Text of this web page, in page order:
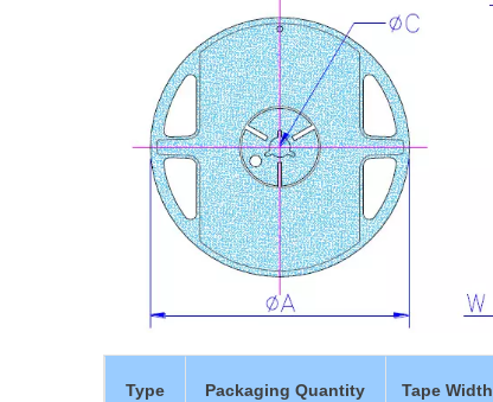
Type Packaging Quantity Tape Width